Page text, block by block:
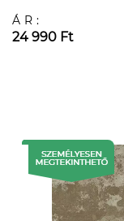
ÁR:
24 990 Ft